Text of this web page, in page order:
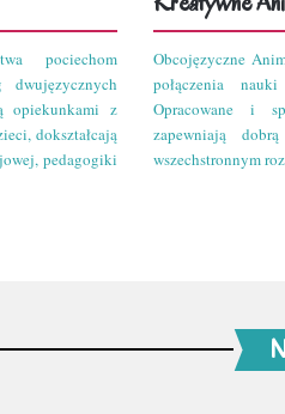
pociechom
opiekunkami z
dokształcają
pedagogiki
Obcojęzyczne
połączenia
Opracowane i
zapewniają
wszechstronnym